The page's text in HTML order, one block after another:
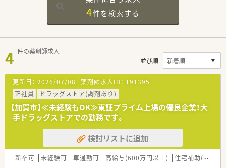
4件を検索する
4 件の薬剤師求人
並び順
更新日： 2026/07/08 薬剤師求人ID： 191395
正社員
ドラッグストア(調剤あり)
【加賀市】≪未経験もOK≫東証プライム上場の優良企業！大
手ドラッグストアでの勤務です。
検討リストに追加
新卒可 未経験可 車通勤可 高給与(600万円以上) 住宅補助(手当)あり